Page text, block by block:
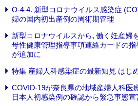
O-4-4. 新型コロナウイルス感染症
婦の国内初出産例の周術期管理
新型コロナウイルスから, 働く妊産婦
母性健康管理指導事項連絡カードの
が追加に
特集 産婦人科感染症の最新知見 はじ
COVID-19が奈良県の地域産婦人科医
日本人初感染例の確認から緊急事態